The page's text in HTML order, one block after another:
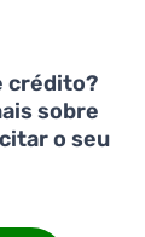
crédito?
sobre
o seu